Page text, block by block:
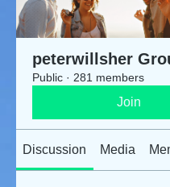
peterwillsher
Public · 281 members
Join
Discussion Media